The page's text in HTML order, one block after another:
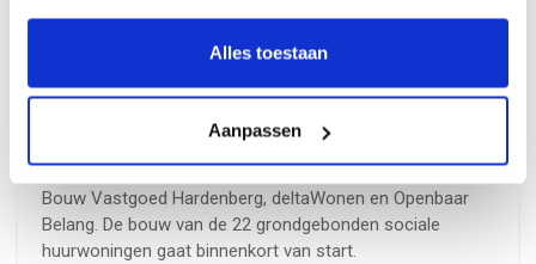
Alles toestaan
Aanpassen
duurzaam watergebruik. Mijn Waterfabriek levert hier het
regenwatersysteem waarmee in 22 sociale huurwoningen
de toiletten worden doorgespoeld met gefilterd
regenwater. Daarmee wordt structureel drinkwater
bespaard en bijgedragen aan een toekomstbestendige
woonomgeving.De ontwikkeling van De Wilde
Kievitsbloem is een samenwerking tussen Ter Steege
Bouw Vastgoed Hardenberg, deltaWonen en Openbaar
Belang. De bouw van de 22 grondgebonden sociale
huurwoningen gaat binnenkort van start.